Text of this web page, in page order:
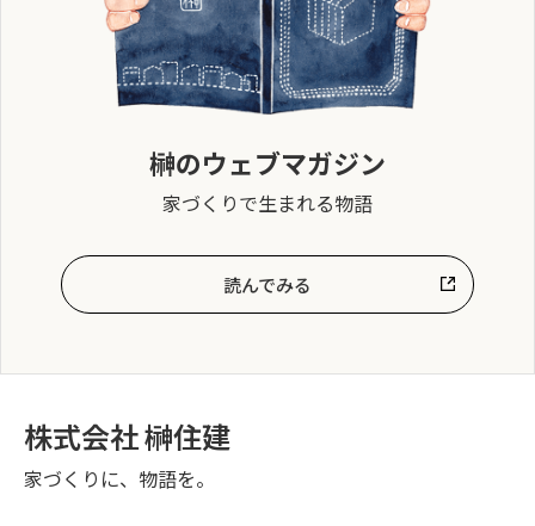
榊のウェブマガジン
家づくりで生まれる物語
読んでみる
株式会社 榊住建
家づくりに、物語を。